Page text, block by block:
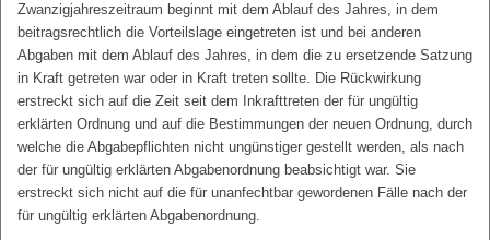
Zwanzigjahreszeitraum beginnt mit dem Ablauf des Jahres, in dem
beitragsrechtlich die Vorteilslage eingetreten ist und bei anderen
Abgaben mit dem Ablauf des Jahres, in dem die zu ersetzende Satzung
in Kraft getreten war oder in Kraft treten sollte. Die Rückwirkung
erstreckt sich auf die Zeit seit dem Inkrafttreten der für ungültig
erklärten Ordnung und auf die Bestimmungen der neuen Ordnung, durch
welche die Abgabepflichten nicht ungünstiger gestellt werden, als nach
der für ungültig erklärten Abgabenordnung beabsichtigt war. Sie
erstreckt sich nicht auf die für unanfechtbar gewordenen Fälle nach der
für ungültig erklärten Abgabenordnung.